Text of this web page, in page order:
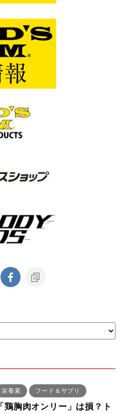
栄養素 フード＆サプリ
「鶏胸肉オンリー」は損？ト